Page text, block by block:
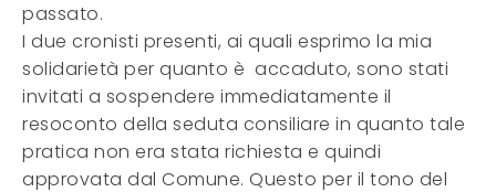
passato.
I due cronisti presenti, ai quali esprimo la mia
solidarietà per quanto è accaduto, sono stati
invitati a sospendere immediatamente il
resoconto della seduta consiliare in quanto tale
pratica non era stata richiesta e quindi
approvata dal Comune. Questo per il tono del